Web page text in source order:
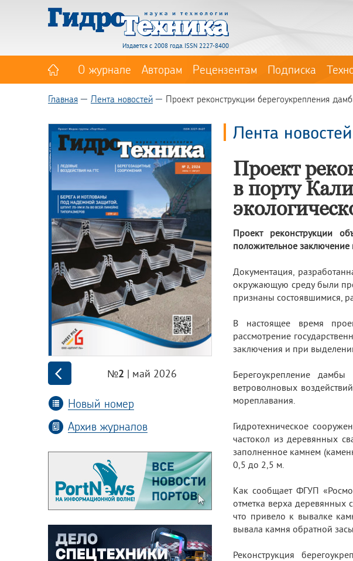
Издается с 2008 года. ISSN 2227-8400
О журнале Авторам Рецензентам Подписка
Главная Лента новостей Проект реконструкции берегоукрепления
№2 | май 2026
Новый номер
Архив журналов
Лента новостей
Проект
в порту
Проект реконструкции
положительное заключение
Документация,
окружающую среду были
признаны состоявшимися,
В настоящее время
рассмотрение
заключения и при
Берегоукрепление
ветроволновых
мореплавания.
Гидротехническое
частокол из деревянных
заполненное камнем
0,5 до 2,5 м.
Как сообщает ФГУП
отметка верха деревянных
что привело к вывалке
вывала камня обратной
Реконструкция